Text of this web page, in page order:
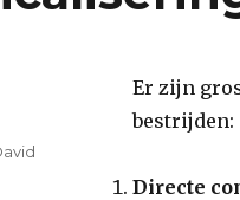
Er zijn
bestrijden:
Directe